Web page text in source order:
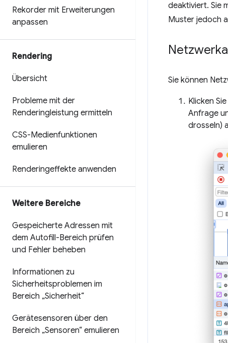
Rekorder mit Erweiterungen
anpassen
Rendering
Übersicht
Probleme mit der
Renderingleistung ermitteln
CSS-Medienfunktionen
emulieren
Renderingeffekte anwenden
Weitere Bereiche
Gespeicherte Adressen mit
dem Autofill-Bereich prüfen
und Fehler beheben
Informationen zu
Sicherheitsproblemen im
Bereich „Sicherheit“
Gerätesensoren über den
Bereich „Sensoren“ emulieren
deaktiviert. Sie
Muster jedoch
Sie können
Klicken
Anfrage
drosseln)